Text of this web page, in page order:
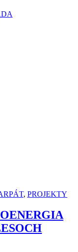
, PROJEKTY